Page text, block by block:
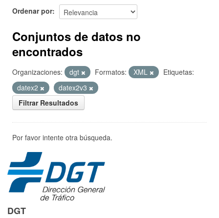
Ordenar por
Conjuntos de datos no
encontrados
Organizaciones: dgt Formatos: XML
Etiquetas:
datex2
datex2v3
Filtrar Resultados
Por favor intente otra búsqueda.
DGT